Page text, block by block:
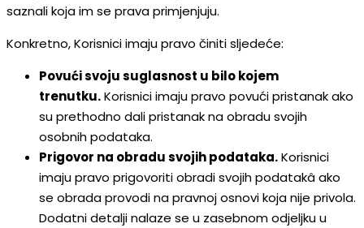
saznali koja im se prava primjenjuju.
Konkretno, Korisnici imaju pravo činiti sljedeće:
Povući svoju suglasnost u bilo kojem
trenutku.Korisnici imaju pravo povući pristanak ako
su prethodno dali pristanak na obradu svojih
osobnih podataka.
Prigovor na obradu svojih podataka.Korisnici
imaju pravo prigovoriti obradi svojih podatakâ ako
se obrada provodi na pravnoj osnovi koja nije privola.
Dodatni detalji nalaze se u zasebnom odjeljku u